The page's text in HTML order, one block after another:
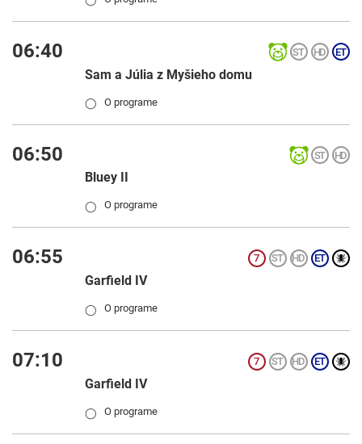
06:40
Sam a Júlia z Myšieho domu
◯ O programe
06:50
Bluey II
◯ O programe
06:55
Garfield IV
◯ O programe
07:10
Garfield IV
◯ O programe